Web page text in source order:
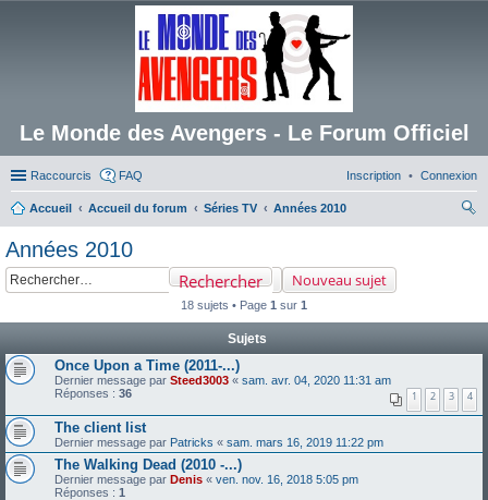
Le Monde des Avengers - Le Forum Officiel
Raccourcis FAQ Connexion
Inscription
Accueil Accueil du forum Séries TV
Années 2010
Années 2010
Nouveau sujet
Rechercher
18 sujets • Page 1 sur 1
Sujets
Once Upon a Time (2011-...)
Dernier message par Steed3003 « sam. avr. 04, 2020 11:31 am
Réponses : 36 1 2 3 4
The client list
Dernier message par Patricks « sam. mars 16, 2019 11:22 pm
The Walking Dead (2010 -...)
Dernier message par Denis « ven. nov. 16, 2018 5:05 pm
Réponses : 1